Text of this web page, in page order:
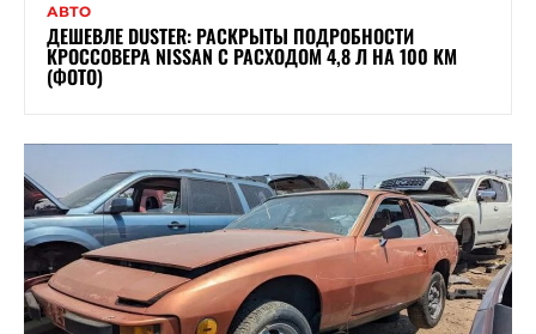
АВТО
ДЕШЕВЛЕ DUSTER: РАСКРЫТЫ ПОДРОБНОСТИ
КРОССОВЕРА NISSAN С РАСХОДОМ 4,8 Л НА 100 КМ
(ФОТО)